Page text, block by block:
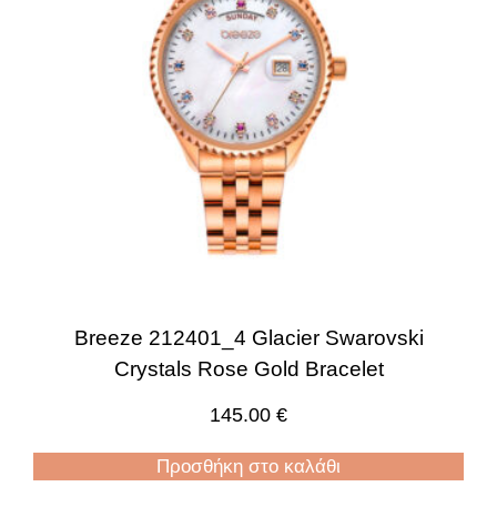
Breeze 212401_4 Glacier Swarovski
Crystals Rose Gold Bracelet
145.00 €
Προσθήκη στο καλάθι